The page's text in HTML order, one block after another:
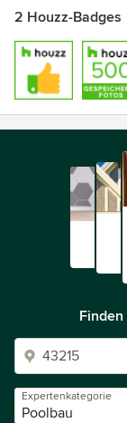
2 Houzz-Badges
Expertenkategorie
Poolbau